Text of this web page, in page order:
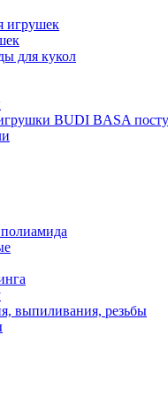
игрушек
для кукол
BUDI BASA
выпиливания, резьбы